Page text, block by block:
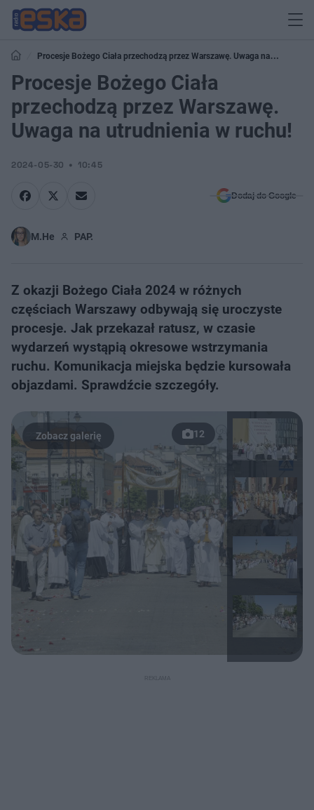
Procesje Bożego Ciała przechodzą przez Warszawę. Uwaga na
utrudnienia w ruchu!
Procesje Bożego Ciała
przechodzą przez Warszawę.
Uwaga na utrudnienia w ruchu!
2024-05-30 10:45
Dodaj do Google
M.He PAP.
Z okazji Bożego Ciała 2024 w różnych
częściach Warszawy odbywają się uroczyste
procesje. Jak przekazał ratusz, w czasie
wydarzeń wystąpią okresowe wstrzymania
ruchu. Komunikacja miejska będzie kursowała
objazdami. Sprawdźcie szczegóły.
12